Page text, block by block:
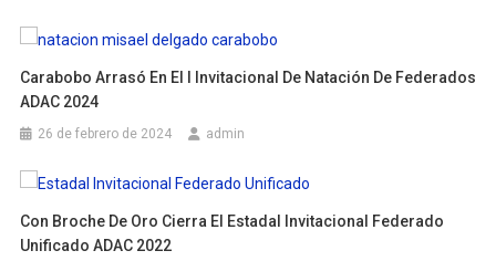
Carabobo Arrasó En El I Invitacional De Natación De Federados
ADAC 2024
26 de febrero de 2024 admin
Con Broche De Oro Cierra El Estadal Invitacional Federado
Unificado ADAC 2022